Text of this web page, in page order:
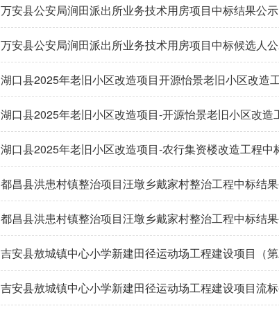
万安县公安局涧田派出所业务技术用房项目中标结果公示
万安县公安局涧田派出所业务技术用房项目中标候选人
湖口县2025年老旧小区改造项目开源怡景老旧小区改造
湖口县2025年老旧小区改造项目-开源怡景老旧小区改造
湖口县2025年老旧小区改造项目-农行集资楼改造工程中
都昌县洪患村镇整治项目汪墩乡戴家村整治工程中标结
都昌县洪患村镇整治项目汪墩乡戴家村整治工程中标结
吉安县敖城镇中心小学新建田径运动场工程建设项目（第
吉安县敖城镇中心小学新建田径运动场工程建设项目流